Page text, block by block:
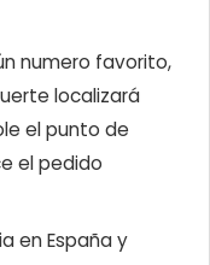
numero favorito,
localizará
el punto de
el pedido
en España y